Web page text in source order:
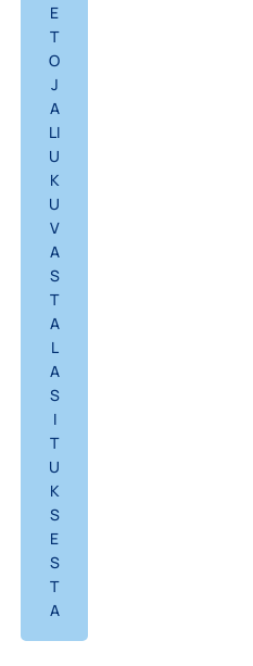
E
T
O
J
A
LI
U
K
U
V
A
S
T
A
L
A
S
I
T
U
K
S
E
S
T
A